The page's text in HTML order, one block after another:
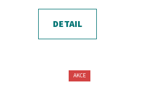
DETAIL
AKCE